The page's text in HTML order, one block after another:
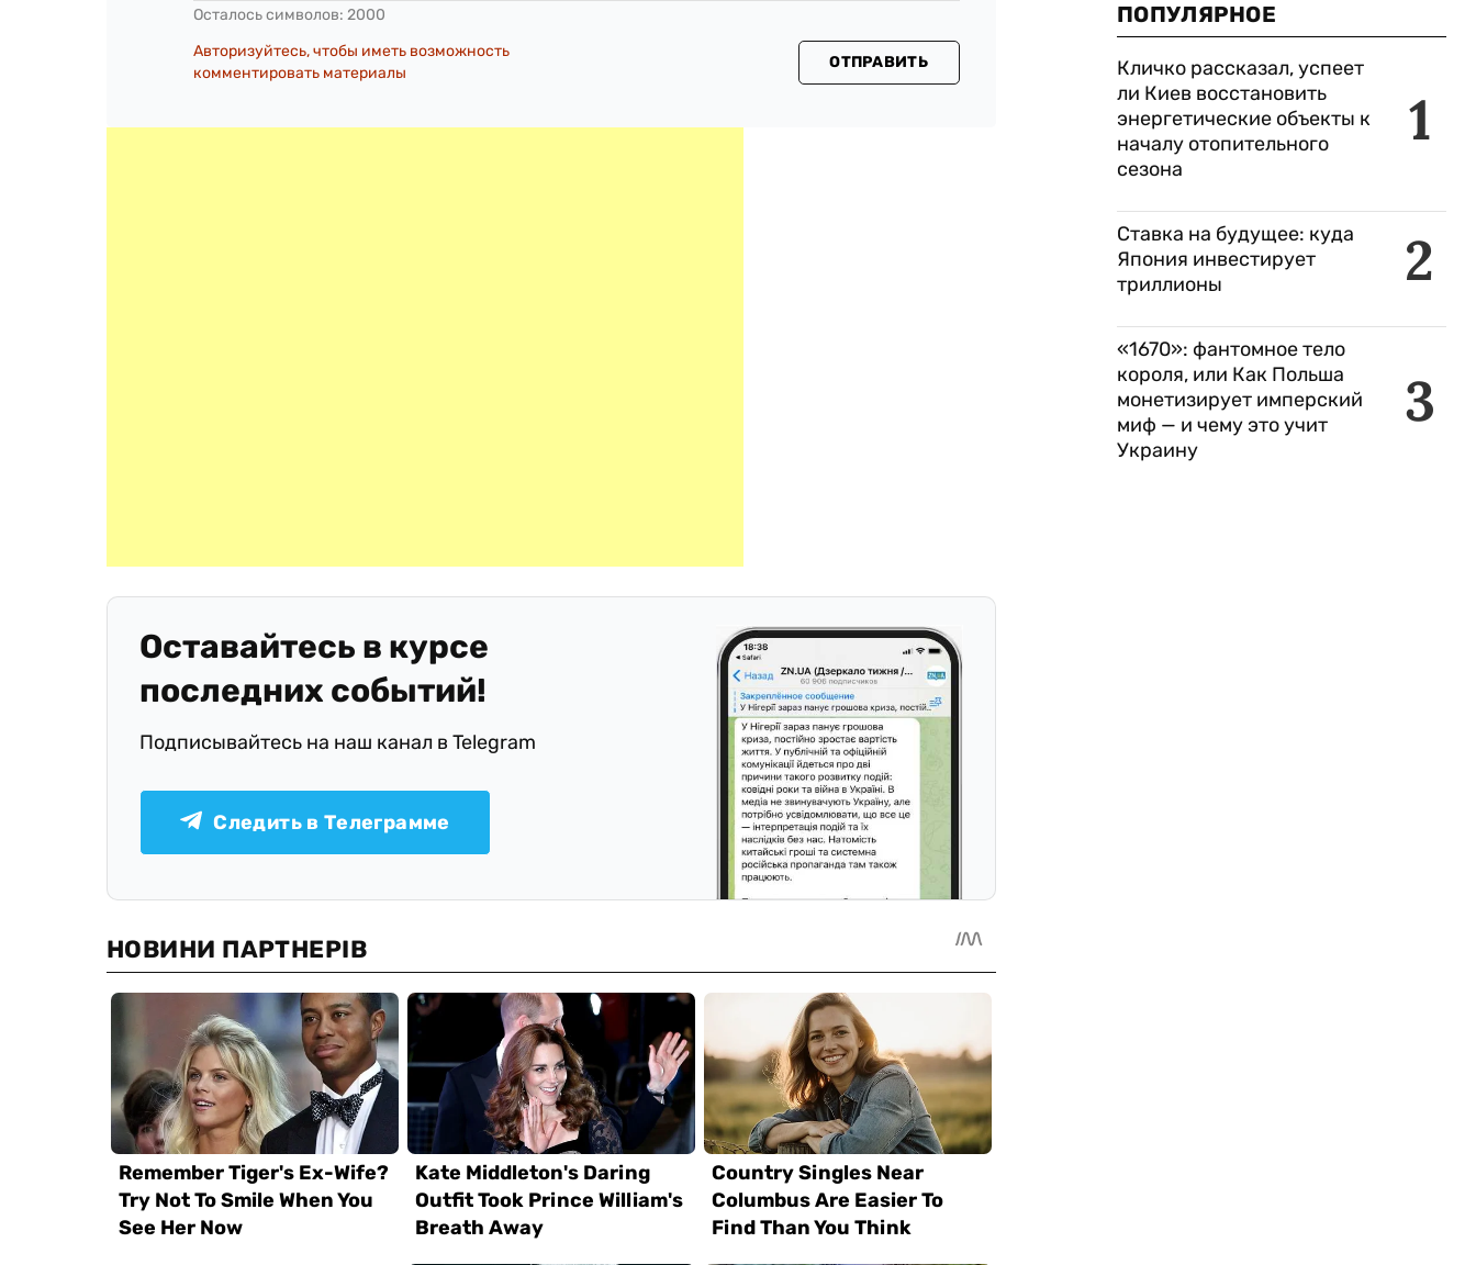
Осталось символов: 2000
Авторизуйтесь, чтобы иметь возможность
комментировать материалы
ОТПРАВИТЬ
Оставайтесь в курсе
последних событий!
Подписывайтесь на наш канал в Telegram
Следить в Телеграмме
ПОПУЛЯРНОЕ
1
Кличко рассказал, успеет
ли Киев восстановить
энергетические объекты к
началу отопительного
сезона
2
Ставка на будущее: куда
Япония инвестирует
триллионы
3
«1670»: фантомное тело
короля, или Как Польша
монетизирует имперский
миф — и чему это учит
Украину